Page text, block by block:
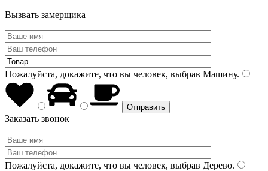
Вызвать замерщика
Пожалуйста, докажите, что вы человек, выбрав Машину.
Заказать звонок
Пожалуйста, докажите, что вы человек, выбрав Дерево.